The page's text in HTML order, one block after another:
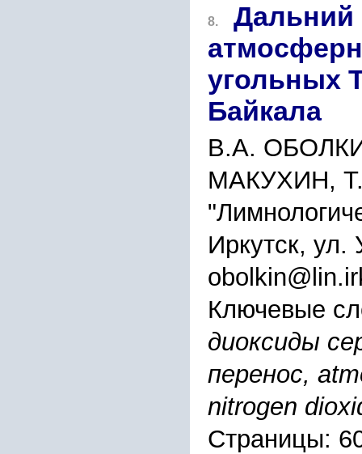
8.
угольных
Байкала
В.А.
МАКУХИН,
Иркутск, ул.
Ключевые
диоксиды
перенос,
nitrogen
Страницы: